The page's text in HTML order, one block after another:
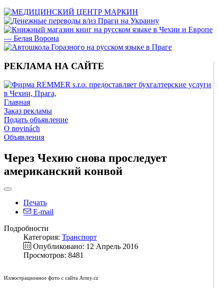
РЕКЛАМА НА САЙТЕ
Главная
Заказ рекламы
Подать объявление
O novinách
Объявления
Через Чехию снова проследует
американский конвой
Печать
E-mail
Подробности
Категория: Транспорт
Опубликовано: 12 Апрель 2016
Просмотров: 8481
Иллюстрационное фото с сайта Army.cz